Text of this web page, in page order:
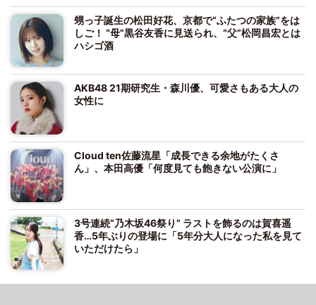
甥っ子誕生の松田好花、京都で“ふたつの家族”をは
しご！ “母”黒谷友香に見送られ、“父”松岡昌宏とは
ハシゴ酒
AKB48 21期研究生・森川優、可愛さもある大人の
女性に
Cloud ten佐藤流星「成長できる余地がたくさ
ん」、本田高優「何度見ても飽きない公演に」
3号連続“乃木坂46祭り” ラストを飾るのは賀喜遥
香…5年ぶりの登場に「5年分大人になった私を見て
いただけたら」